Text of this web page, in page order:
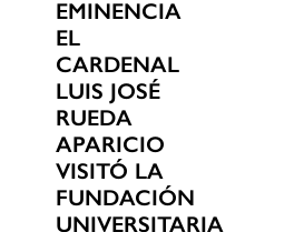
EMINENCIA
EL
CARDENAL
LUIS JOSÉ
RUEDA
APARICIO
VISITÓ LA
FUNDACIÓN
UNIVERSITARIA